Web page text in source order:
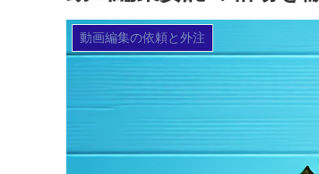
動画編集の依頼と外注